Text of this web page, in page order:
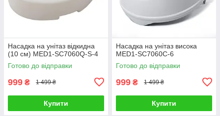
Насадка на унітаз відкидна
(10 см) MED1-SC7060Q-S-4
Готово до відправки
999 ₴ 1 499 ₴
Купити
Насадка на унітаз висока
MED1-SC7060C-6
Готово до відправки
999 ₴ 1 499 ₴
Купити